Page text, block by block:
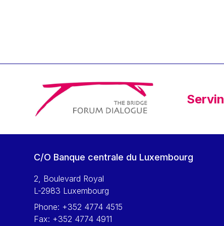
Laura Kovesi
Luc Frieden
Máire Geoghegan-Quinn
Marcel Zadi Kessy
Mario Centeno
Mario Monti
Maroš ŠEFČOVIČ
C/O Banque centrale du Luxembourg
2, Boulevard Royal
L-2983 Luxembourg
Phone: +352 4774 4515
Fax: +352 4774 4911